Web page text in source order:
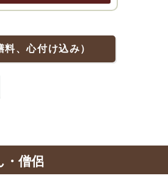
、心付け込み）
・僧侶